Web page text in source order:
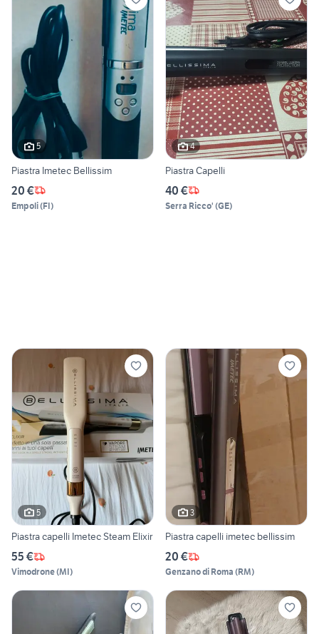
5
Piastra Imetec Bellissim
20 €
Empoli(FI)
4
Piastra Capelli
40 €
Serra Ricco' (GE)
5
Piastra capelli Imetec Steam Elixir
55 €
Vimodrone(MI)
3
Piastra capelli imetec bellissim
20 €
Genzano di Roma (RM)